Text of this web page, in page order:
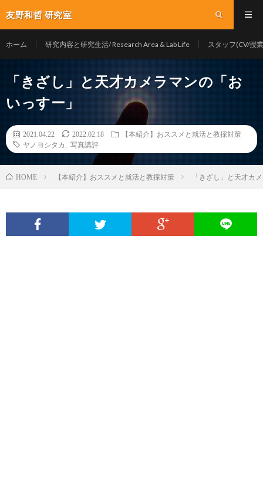
友野和哲 研究室
ホーム 研究内容と研究生活/ Research Area & Lab Life スタッフ(CV/授
「きざし」と天才カメラマンの「お
いっすー」
2021.04.22 2022.02.18
【本紹介】おススメと就活と教採対策
ヤノヨシタカ
写真講評
HOME 【本紹介】おススメと就活と教採対策 「きざし」と天才